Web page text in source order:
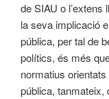
de SIAU o
la seva implicació
pública, per tal de
polítics, és més
normatius
pública,